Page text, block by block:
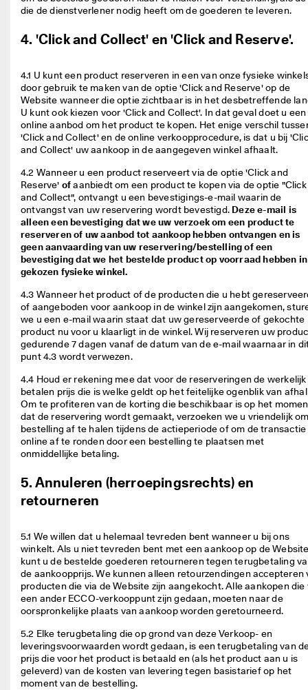
die de dienstverlener nodig heeft om de goederen te leveren.
4. 'Click and Collect' en 'Click and Reserve'.
4.1 U kunt een product reserveren in een van onze fysieke
door gebruik te maken van de optie 'Click and Reserve' op de
Website wanneer die optie zichtbaar is in het desbetreffende
U kunt ook kiezen voor 'Click and Collect'. In dat geval doet u een
online aanbod om het product te kopen. Het enige verschil
'Click and Collect' en de online verkoopprocedure, is dat u bij
and Collect' uw aankoop in de aangegeven winkel afhaalt.
4.2 Wanneer u een product reserveert via de optie 'Click and
Reserve' ofaanbiedt om een product te kopen via de optie "Click
and Collect", ontvangt u een bevestigings-e-mail waarin de
ontvangst van uw reservering wordt bevestigd. Deze e-mail is
alleen een bevestiging dat we uw verzoek om een product te
reserveren of uw aanbod tot aankoop hebben ontvangen en is
geen aanvaarding van uw reservering/bestelling of een
bevestiging dat we het bestelde product op voorraad hebben
gekozen fysieke winkel.
4.3 Wanneer het product of de producten die u hebt
of aangeboden voor aankoop in de winkel zijn aangekomen,
we u een e-mail waarin staat dat uw gereserveerde of gekochte
product nu voor u klaarligt in de winkel. Wij reserveren uw
gedurende 7 dagen vanaf de datum van de e-mail waarnaar in
punt 4.3 wordt verwezen.
4.4 Houd er rekening mee dat voor de reserveringen de
betalen prijs die is welke geldt op het feitelijke ogenblik van
Om te profiteren van de korting die beschikbaar is op het
dat de reservering wordt gemaakt, verzoeken we u vriendelijk
bestelling af te halen tijdens de actieperiode of om de transactie
online af te ronden door een bestelling te plaatsen met
onmiddellijke betaling.
5. Annuleren (herroepingsrechts) en
retourneren
5.1 We willen dat u helemaal tevreden bent wanneer u bij ons
winkelt. Als u niet tevreden bent met een aankoop op de
kunt u de bestelde goederen retourneren tegen terugbetaling
de aankoopprijs. We kunnen alleen retourzendingen accepteren
producten die via de Website zijn aangekocht. Alle aankopen die
een ander ECCO-verkooppunt zijn gedaan, moeten naar de
oorspronkelijke plaats van aankoop worden geretourneerd.
5.2 Elke terugbetaling die op grond van deze Verkoop- en
leveringsvoorwaarden wordt gedaan, is een terugbetaling van
prijs die voor het product is betaald en (als het product aan u is
geleverd) van de kosten van levering tegen basistarief op het
moment van de bestelling.